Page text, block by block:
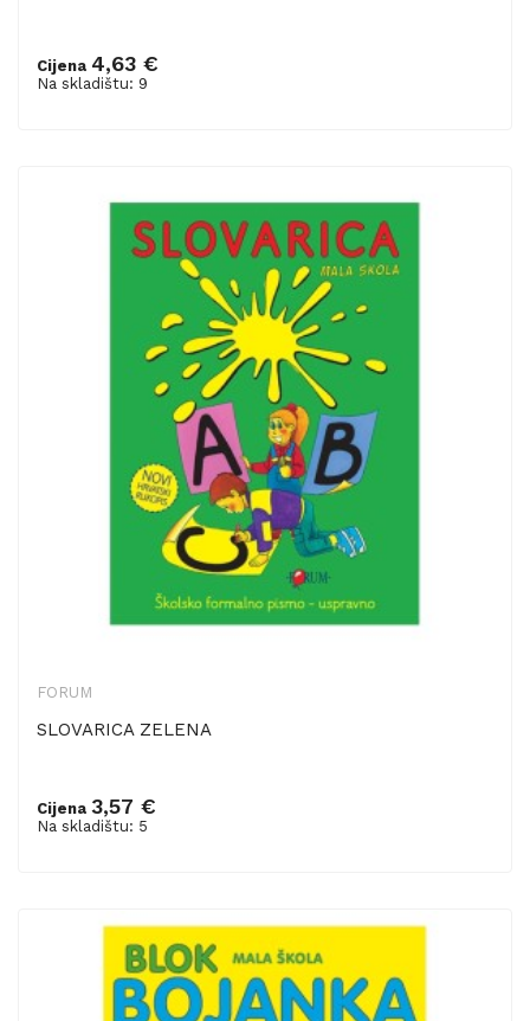
Cijena 4,63 €
Na skladištu: 9
Dodaj u košaricu
FORUM
SLOVARICA ZELENA
Cijena 3,57 €
Na skladištu: 5
Dodaj u košaricu